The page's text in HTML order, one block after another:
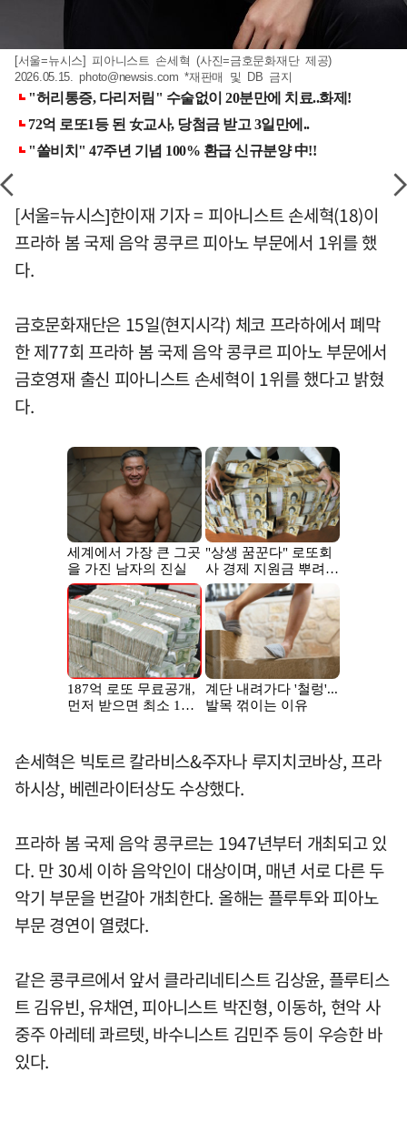
[서울=뉴시스] 피아니스트 손세혁 (사진=금호문화재단 제공)
2026.05.15.photo@newsis.com *재판매 및 DB 금지
[서울=뉴시스]한이재 기자 = 피아니스트 손세혁(18)이
프라하 봄 국제 음악 콩쿠르 피아노 부문에서 1위를 했
다.
금호문화재단은 15일(현지시각) 체코 프라하에서 폐막
한 제77회 프라하 봄 국제 음악 콩쿠르 피아노 부문에서
금호영재 출신 피아니스트 손세혁이 1위를 했다고 밝혔
다.
손세혁은 빅토르 칼라비스&주자나 루지치코바상, 프라
하시상, 베렌라이터상도 수상했다.
프라하 봄 국제 음악 콩쿠르는 1947년부터 개최되고 있
다. 만 30세 이하 음악인이 대상이며, 매년 서로 다른 두
악기 부문을 번갈아 개최한다. 올해는 플루투와 피아노
부문 경연이 열렸다.
같은 콩쿠르에서 앞서 클라리네티스트 김상윤, 플루티스
트 김유빈, 유채연, 피아니스트 박진형, 이동하, 현악 사
중주 아레테 콰르텟, 바수니스트 김민주 등이 우승한 바
있다.